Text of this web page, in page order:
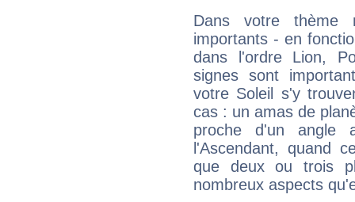
Dans votre thème
importants - en
dans l'ordre Lion,
signes sont
votre Soleil s'y
cas : un amas de
proche d'un
l'Ascendant, quand
que deux ou trois
nombreux aspects